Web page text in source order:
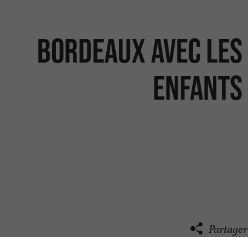
Bordeaux avec les
enfants
Partager